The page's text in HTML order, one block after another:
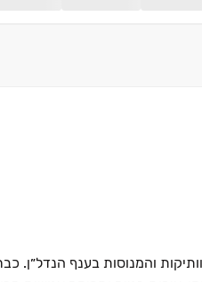
והמנוסות בענף הנדל״ן.